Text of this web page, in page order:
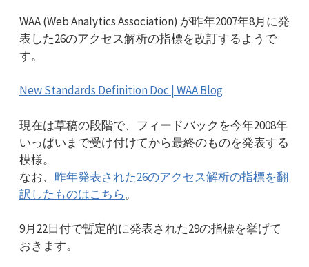
WAA (Web Analytics Association) が昨年2007年8月に発
表した26のアクセス解析の指標を改訂するようで
す。
New Standards Definition Doc | WAA Blog
現在は草稿の段階で、フィードバックを今年2008年
いっぱいまで受け付けてから最終のものを発表する
模様。
なお、 昨年発表された26のアクセス解析の指標を翻
訳したものはこちら。
9月22日付で暫定的に発表された29の指標を挙げて
おきます。